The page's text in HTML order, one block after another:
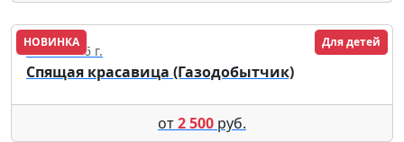
НОВИНКА Для детей
29.09.2026 г.
Спящая красавица (Газодобытчик)
от2 500 руб.